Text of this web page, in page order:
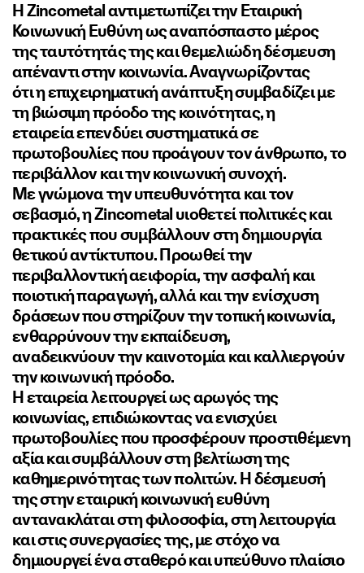
Η Zincometal αντιμετωπίζει την Εταιρική
Κοινωνική Ευθύνη ως αναπόσπαστο μέρος
της ταυτότητάς της και θεμελιώδη δέσμευση
απέναντι στην κοινωνία. Αναγνωρίζοντας
ότι η επιχειρηματική ανάπτυξη συμβαδίζει με
τη βιώσιμη πρόοδο της κοινότητας, η
εταιρεία επενδύει συστηματικά σε
πρωτοβουλίες που προάγουν τον άνθρωπο, το
περιβάλλον και την κοινωνική συνοχή.
Με γνώμονα την υπευθυνότητα και τον
σεβασμό, η Zincometal υιοθετεί πολιτικές και
πρακτικές που συμβάλλουν στη δημιουργία
θετικού αντίκτυπου. Προωθεί την
περιβαλλοντική αειφορία, την ασφαλή και
ποιοτική παραγωγή, αλλά και την ενίσχυση
δράσεων που στηρίζουν την τοπική κοινωνία,
ενθαρρύνουν την εκπαίδευση,
αναδεικνύουν την καινοτομία και καλλιεργούν
την κοινωνική πρόοδο.
Η εταιρεία λειτουργεί ως αρωγός της
κοινωνίας, επιδιώκοντας να ενισχύει
πρωτοβουλίες που προσφέρουν προστιθέμενη
αξία και συμβάλλουν στη βελτίωση της
καθημερινότητας των πολιτών. Η δέσμευσή
της στην εταιρική κοινωνική ευθύνη
αντανακλάται στη φιλοσοφία, στη λειτουργία
και στις συνεργασίες της, με στόχο να
δημιουργεί ένα σταθερό και υπεύθυνο πλαίσιο